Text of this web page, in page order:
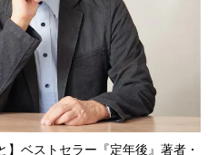
】ベストセラー『定年後』著者・